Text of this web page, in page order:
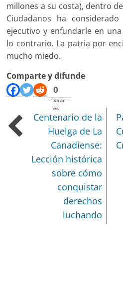
millones a su costa), dentro
Ciudadanos ha
ejecutivo y enfundarle en
lo contrario. La patria por
mucho miedo.
Comparte y difunde
0
Shar
es
Centenario de la
Huelga de La
Canadiense:
Lección histórica
sobre cómo
conquistar
derechos
luchando